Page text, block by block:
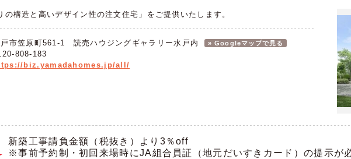
の構造と高いデザイン性の注文住宅」をご提供いたします。
市笠原町561-1 読売ハウジングギャラリー水戸内 » Googleマップで見る
808-183
biz.yamadahomes.jp/all/
新築工事請負金額（税抜き）より3％off
※事前予約制・初回来場時にJA組合員証（地元だいすきカード）の提示が